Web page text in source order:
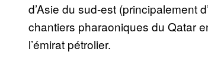
d’Asie du sud-est (principalement
chantiers pharaoniques du Qatar
l’émirat pétrolier.